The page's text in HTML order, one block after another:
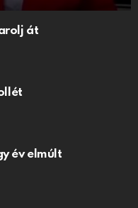
át
év elmúlt